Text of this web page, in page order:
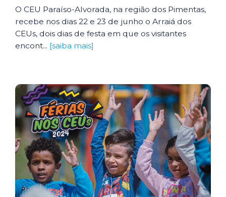
O CEU Paraíso-Alvorada, na região dos Pimentas,
recebe nos dias 22 e 23 de junho o Arraiá dos
CEUs, dois dias de festa em que os visitantes
encont... [saiba mais]